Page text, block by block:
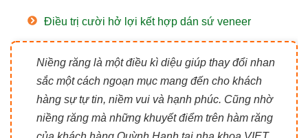
Điều trị cười hở lợi kết hợp dán sứ veneer
Niềng răng là một điều kì diệu giúp thay đổi nhan
sắc một cách ngoạn mục mang đến cho khách
hàng sự tự tin, niềm vui và hạnh phúc. Cũng nhờ
niềng răng mà những khuyết điểm trên hàm răng